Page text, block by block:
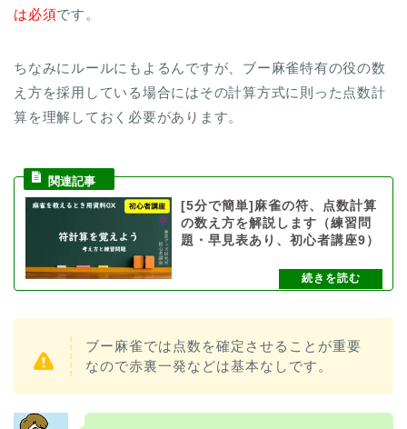
は必須です。
ちなみにルールにもよるんですが、ブー麻雀特有の役の数
え方を採用している場合にはその計算方式に則った点数計
算を理解しておく必要があります。
[5分で簡単]麻雀の符、点数計算
の数え方を解説します（練習問
題・早見表あり、初心者講座9）
ブー麻雀では点数を確定させることが重要
なので赤裏一発などは基本なしです。